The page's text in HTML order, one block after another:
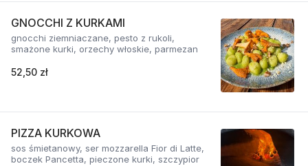
GNOCCHI Z KURKAMI
gnocchi ziemniaczane, pesto z rukoli,
smażone kurki, orzechy włoskie, parmezan
52,50 zł
PIZZA KURKOWA
sos śmietanowy, ser mozzarella Fior di Latte,
boczek Pancetta, pieczone kurki, szczypior